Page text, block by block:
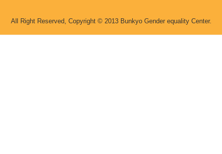
All Right Reserved, Copyright © 2013 Bunkyo Gender equality Center.